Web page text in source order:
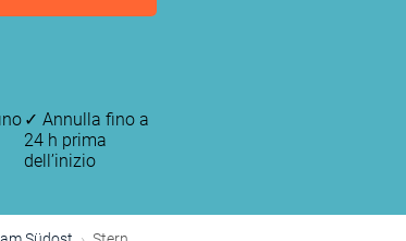
✓ Annulla fino a
24 h prima
dell’inizio